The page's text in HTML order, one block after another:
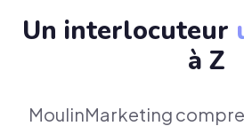
Un interlocuteur
à Z
MoulinMarketing